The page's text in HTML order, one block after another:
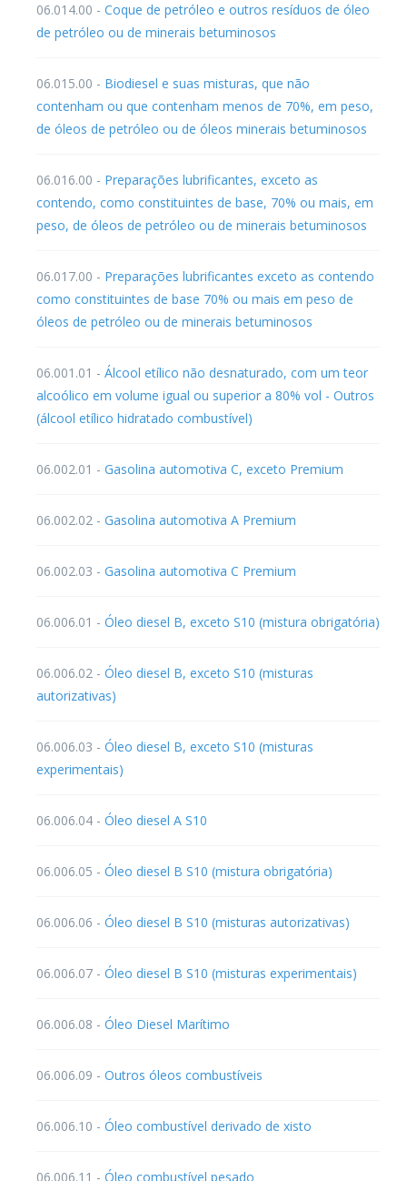
06.014.00 - Coque de petróleo e outros resíduos de óleo
de petróleo ou de minerais betuminosos
06.015.00 - Biodiesel e suas misturas, que não
contenham ou que contenham menos de 70%, em peso,
de óleos de petróleo ou de óleos minerais betuminosos
06.016.00 - Preparações lubrificantes, exceto as
contendo, como constituintes de base, 70% ou mais, em
peso, de óleos de petróleo ou de minerais betuminosos
06.017.00 - Preparações lubrificantes exceto as contendo
como constituintes de base 70% ou mais em peso de
óleos de petróleo ou de minerais betuminosos
06.001.01 - Álcool etílico não desnaturado, com um teor
alcoólico em volume igual ou superior a 80% vol - Outros
(álcool etílico hidratado combustível)
06.002.01 - Gasolina automotiva C, exceto Premium
06.002.02 - Gasolina automotiva A Premium
06.002.03 - Gasolina automotiva C Premium
06.006.01 - Óleo diesel B, exceto S10 (mistura obrigatória)
06.006.02 - Óleo diesel B, exceto S10 (misturas
autorizativas)
06.006.03 - Óleo diesel B, exceto S10 (misturas
experimentais)
06.006.04 - Óleo diesel A S10
06.006.05 - Óleo diesel B S10 (mistura obrigatória)
06.006.06 - Óleo diesel B S10 (misturas autorizativas)
06.006.07 - Óleo diesel B S10 (misturas experimentais)
06.006.08 - Óleo Diesel Marítimo
06.006.09 - Outros óleos combustíveis
06.006.10 - Óleo combustível derivado de xisto
06.006.11 - Óleo combustível pesado